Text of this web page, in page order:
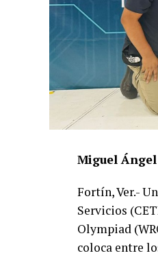
Miguel
Fortín, Ver.-
Servicios
Olympiad
coloca entre